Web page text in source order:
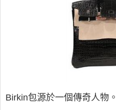
Birkin包源於一個傳奇人物